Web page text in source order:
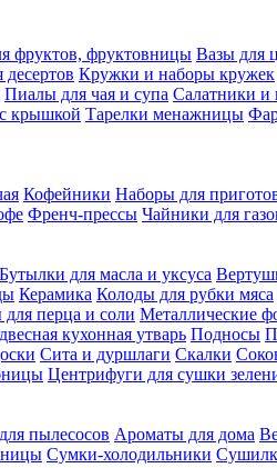
фруктов, фруктовницы Вазы для
Кружки и наборы кружек
Пиалы для чая и супа Салатники и
крышкой Тарелки менажницы
Кофейники Наборы для
Френч-прессы Чайники для
Бутылки для масла и уксуса
Керамика Колоды для рубки мяса
перца и соли Металлические
кухонная утварь Подносы
Сита и дуршлаги Скалки
Центрифуги для сушки
пылесосов Ароматы для дома
Сумки-холодильники